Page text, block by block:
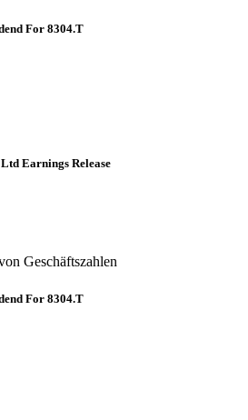
For 8304.T
Earnings Release
Geschäftszahlen
For 8304.T